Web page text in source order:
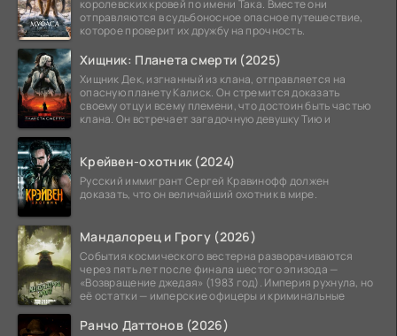
королевских кровей по имени Така. Вместе они
отправляются в судьбоносное опасное путешествие,
которое проверит их дружбу на прочность.
Хищник: Планета смерти (2025)
Хищник Дек, изгнанный из клана, отправляется на
опасную планету Калиск. Он стремится доказать
своему отцу и всему племени, что достоин быть частью
клана. Он встречает загадочную девушку Тию и
Крейвен-охотник (2024)
Русский иммигрант Сергей Кравинофф должен
доказать, что он величайший охотник в мире.
Мандалорец и Грогу (2026)
События космического вестерна разворачиваются
через пять лет после финала шестого эпизода —
«Возвращение джедая» (1983 год). Империя рухнула, но
её остатки — имперские офицеры и криминальные
Ранчо Даттонов (2026)